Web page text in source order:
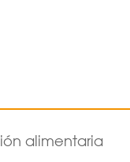
alimentaria